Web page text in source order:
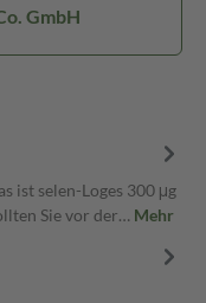
GmbH
ist selen-Loges 300 μg
Sie vor der… Mehr